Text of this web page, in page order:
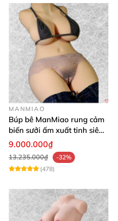
MANMIAO
Búp bê ManMiao rung cảm
biến sưởi ấm xuất tinh siêu
thực trải nghiệm
9.000.000₫
13.235.000₫
-32%
(478)